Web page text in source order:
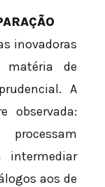
inovadoras
de
A
observada:
intermediar
aos de